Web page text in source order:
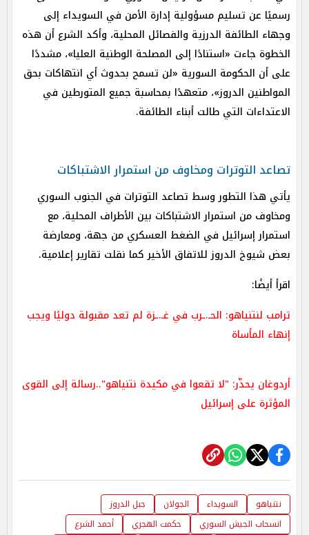
رسميًا عن تسليم مسؤولية إدارة الأمن في السويداء إلى
وجهاء الطائفة الدرزية والفصائل المحلية، وأكد الشرع أن هذه
الخطوة جاءت «استنادًا إلى المصلحة الوطنية العليا»، مشددًا
على أن الحكومة السورية «لن تسمح بحدوث أي انتهاكات بحق
المواطنين الدروز»، متعهدًا بمحاسبة جميع المتورطين في
الاعتداءات التي طالت أبناء الطائفة.
تصاعد التوترات ومخاوف من استمرار الاشتباكات
يأتي هذا التطور وسط تصاعد التوترات في الجنوب السوري
ومخاوف من استمرار الاشتباكات بين الأطراف المحلية، مع
استمرار إسرائيل في الضغط العسكري من جهة، ومعارضة
بعض شيوخ الدروز للاتفاق الأخير كما نقلت تقارير إعلامية.
اقرأ أيضًا:
ترامب لنتنياهو: الحـ.ـرب في غـ.ـزة لم تعد مقبولة دوليًا ويجب
إنهاء المأساة
أردوغان يحذّر: "لا تقعوا في مكيدة نتنياهو"..رسالة إلى القوى
المؤثرة على إسرائيل
نتنياهو السويداء الجولان
جبل الدروز
انسحاب الجيش السوري
حكمت الهجري
أحمد الشرع